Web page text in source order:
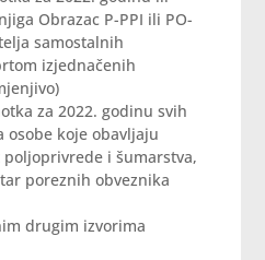
Obrazac P-PPI ili PO-
samostalnih
izjednačenih
za 2022. godinu svih
osobe koje obavljaju
i šumarstva,
poreznih obveznika
drugim izvorima